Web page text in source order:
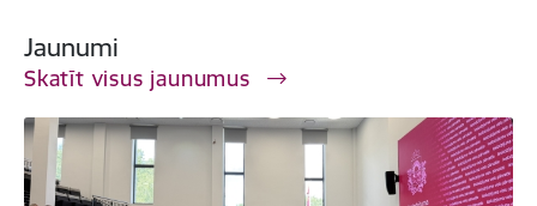
Jaunumi
Skatīt visus jaunumus